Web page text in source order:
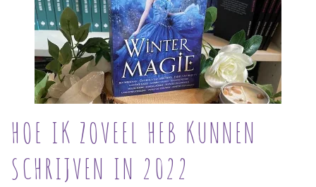
HOE IK ZOVEEL HEB KUNNEN
SCHRIJVEN IN 2022